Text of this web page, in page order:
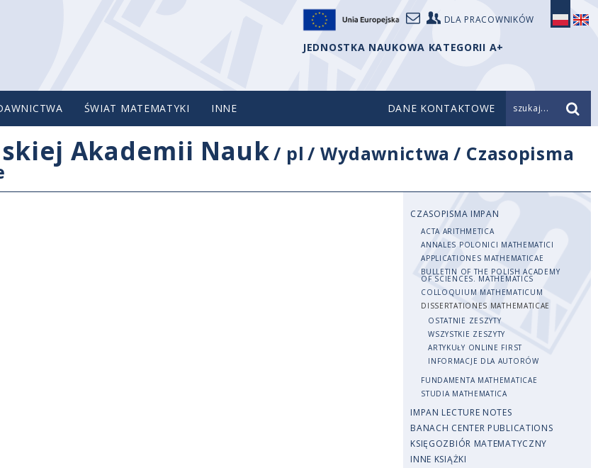
DLA PRACOWNIKÓW
JEDNOSTKA NAUKOWA KATEGORII A+
ŚWIAT MATEMATYKI INNE DANE KONTAKTOWE szukaj...
Akademii Nauk/ pl /Wydawnictwa / Czasopisma
CZASOPISMA IMPAN
ACTA ARITHMETICA
ANNALES POLONICI MATHEMATICI
APPLICATIONES MATHEMATICAE
BULLETIN OF THE POLISH ACADEMY
OF SCIENCES. MATHEMATICS
COLLOQUIUM MATHEMATICUM
DISSERTATIONES MATHEMATICAE
OSTATNIE ZESZYTY
WSZYSTKIE ZESZYTY
ARTYKUŁY ONLINE FIRST
INFORMACJE DLA AUTORÓW
FUNDAMENTA MATHEMATICAE
STUDIA MATHEMATICA
IMPAN LECTURE NOTES
BANACH CENTER PUBLICATIONS
KSIĘGOZBIÓR MATEMATYCZNY
INNE KSIĄŻKI